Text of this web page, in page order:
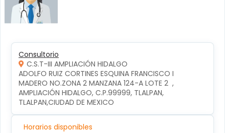
Consultorio
C.S.T-III AMPLIACIÓN HIDALGO
ADOLFO RUIZ CORTINES ESQUINA FRANCISCO I
MADERO NO.ZONA 2 MANZANA 124-A LOTE 2  ,
AMPLIACIÓN HIDALGO, C.P.99999, TLALPAN,
TLALPAN,CIUDAD DE MEXICO
Horarios disponibles